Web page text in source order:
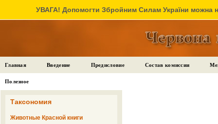
УВАГА! Допомогти Збройним Силам України можна
Главная Введение Предисловие Состав комиссии
Полезное
Таксономия
Животные Красной книги